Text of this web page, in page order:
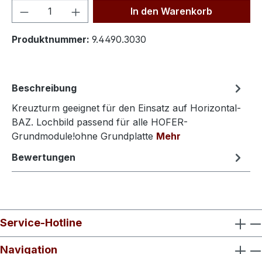
Produkt Anzahl: Gib denIn den Warenkorb
Produktnummer: 9.4490.3030
Beschreibung
Kreuzturm geeignet für den Einsatz auf Horizontal-
BAZ. Lochbild passend für alle HOFER-
Grundmodule!ohne Grundplatte Mehr
Bewertungen
Service-Hotline
Navigation